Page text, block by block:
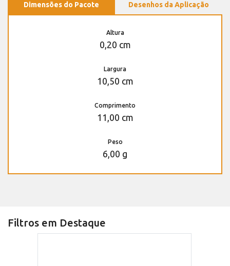
Dimensões do Pacote Desenhos da Aplicação
Altura
0,20 cm
Largura
10,50 cm
Comprimento
11,00 cm
Peso
6,00 g
Filtros em Destaque